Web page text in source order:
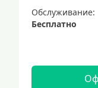
Обслуживание:
Бесплатно